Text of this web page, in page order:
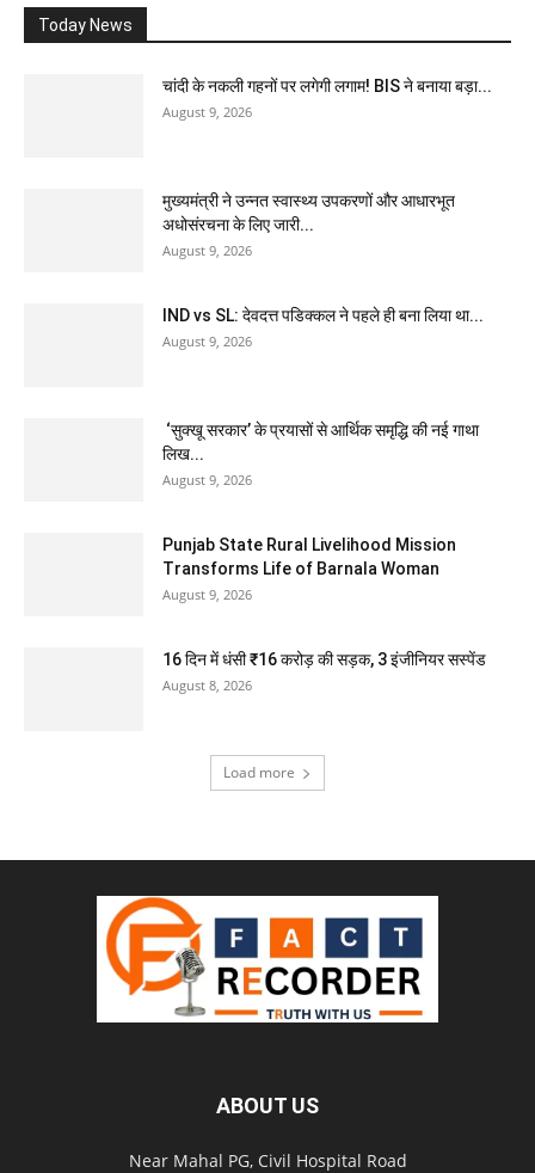
Today News
चांदी के नकली गहनों पर लगेगी लगाम! BIS ने बनाया बड़ा...
August 9, 2026
मुख्यमंत्री ने उन्नत स्वास्थ्य उपकरणों और आधारभूत
अधोसंरचना के लिए जारी...
August 9, 2026
IND vs SL: देवदत्त पडिक्कल ने पहले ही बना लिया था...
August 9, 2026
‘सुक्खू सरकार’ के प्रयासों से आर्थिक समृद्धि की नई गाथा
लिख...
August 9, 2026
Punjab State Rural Livelihood Mission
Transforms Life of Barnala Woman
August 9, 2026
16 दिन में धंसी ₹16 करोड़ की सड़क, 3 इंजीनियर सस्पेंड
August 8, 2026
Load more
ABOUT US
Near Mahal PG, Civil Hospital Road